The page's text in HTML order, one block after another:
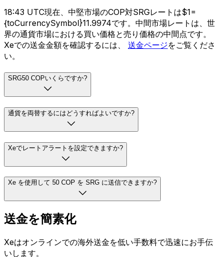
18:43 UTC現在、中堅市場のCOP対SRGレートは$1=
{toCurrencySymbol}11.9974です。中間市場レートは、世
界の通貨市場における買い価格と売り価格の中間点です。
Xeでの送金金額を確認するには、 送金ページをご覧くださ
い。
SRG50 COPいくらですか?
通貨を両替するにはどうすればよいですか?
Xeでレートアラートを設定できますか?
Xe を使用して 50 COP を SRG に送信できますか?
送金を簡素化
Xeはオンラインでの海外送金を低い手数料で迅速にお手伝
いします。